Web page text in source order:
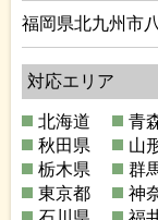
福岡県北九州市
対応エリア
北海道 青
秋田県
山
栃木県
群
東京都
神